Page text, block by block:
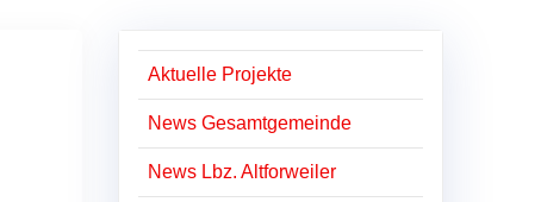
Aktuelle Projekte
News Gesamtgemeinde
News Lbz. Altforweiler